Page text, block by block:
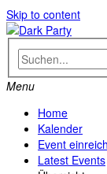
Skip to content
Menu
Home
Kalender
Event
Latest Events